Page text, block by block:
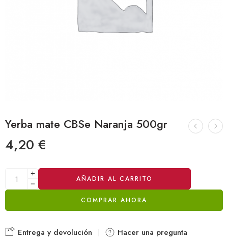
Yerba mate CBSe Naranja 500gr
4,20 €
AÑADIR AL CARRITO
COMPRAR AHORA
Alternative:
Entrega y devolución Hacer una pregunta